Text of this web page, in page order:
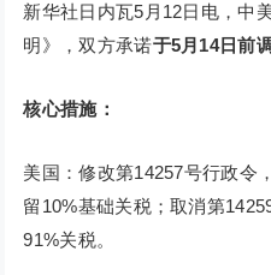
新华社日内瓦5月12日电，中
明》，双方承诺于5月14日前
核心措施：
美国：修改第14257号行政令
留10%基础关税；取消第
91%关税。